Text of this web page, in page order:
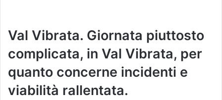
Val Vibrata. Giornata piuttosto
complicata, in Val Vibrata, per
quanto concerne incidenti e
viabilità rallentata.